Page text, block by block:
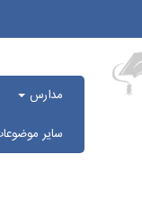
مدارس
سایر